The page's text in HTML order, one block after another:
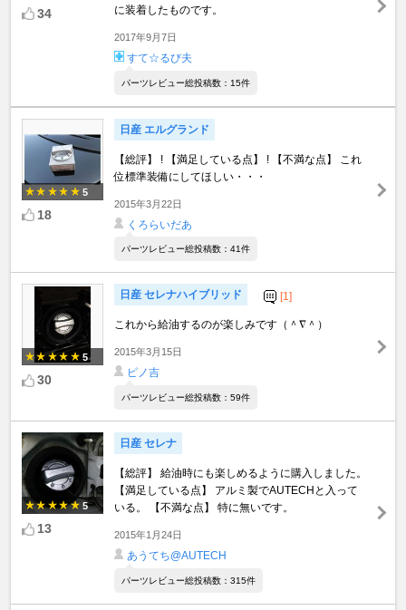
34
に装着したものです。
2017年9月7日
すて☆るび夫
パーツレビュー総投稿数：15件
5
18
日産 エルグランド
【総評】 ! 【満足している点】 ! 【不満な点】 これ
位標準装備にしてほしい・・・
2015年3月22日
くろらいだあ
パーツレビュー総投稿数：41件
5
30
日産 セレナハイブリッド [1]
これから給油するのが楽しみです（＾∇＾）
2015年3月15日
ピノ吉
パーツレビュー総投稿数：59件
5
13
日産 セレナ
【総評】 給油時にも楽しめるように購入しました。
【満足している点】 アルミ製でAUTECHと入って
いる。 【不満な点】 特に無いです。
2015年1月24日
あうてち@AUTECH
パーツレビュー総投稿数：315件